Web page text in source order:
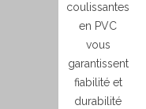
coulissantes
en PVC
vous
garantissent
fiabilité et
durabilité